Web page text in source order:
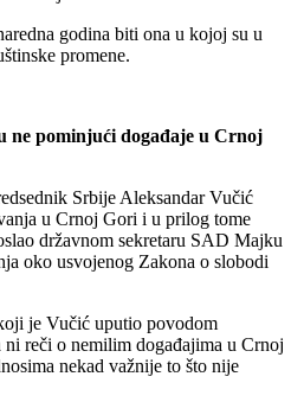
godina biti ona u kojoj su u
promene.
ne pominjući događaje u Crnoj
Srbije Aleksandar Vučić
u Crnoj Gori i u prilog tome
državnom sekretaru SAD Majku
oko usvojenog Zakona o slobodi
je Vučić uputio povodom
ni reči o nemilim događajima u Crnoj
nekad važnije to što nije